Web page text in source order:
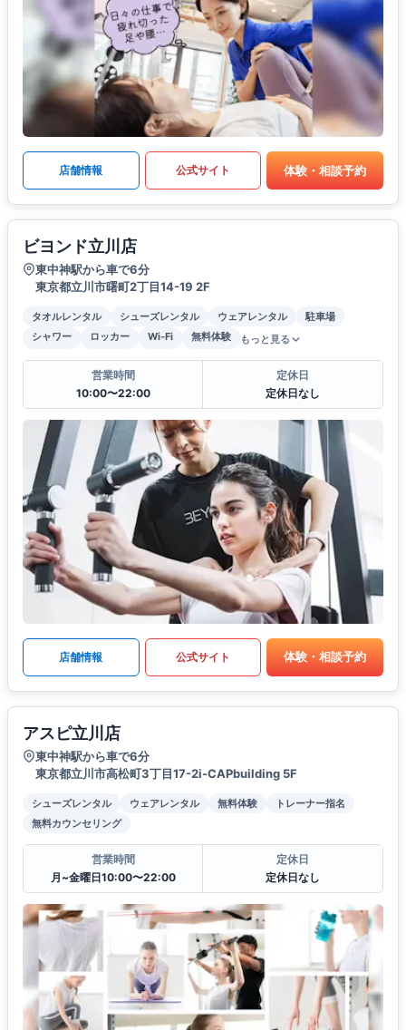
店舗情報 公式サイト 体験・相談予約
ビヨンド立川店
東中神駅から車で6分
東京都立川市曙町2丁目14-19 2F
タオルレンタル シューズレンタル ウェアレンタル
駐車場
シャワー
ロッカー Wi-Fi 無料体験 もっと見る
営業時間
10:00〜22:00
定休日
定休日なし
店舗情報 公式サイト 体験・相談予約
アスピ立川店
東中神駅から車で6分
東京都立川市高松町3丁目17-2i-CAPbuilding 5F
シューズレンタル ウェアレンタル 無料体験
トレーナー指名
無料カウンセリング
営業時間
月~金曜日10:00〜22:00
定休日
定休日なし